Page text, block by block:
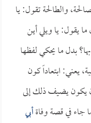
والطالحة تقول: يا
يقول: يا ويلي أين
بدل ما يحكي لفظها
يعني: ابتعاداً كون
يكون يضيف ذلك إلى
جاء في قصة وفاةأبي